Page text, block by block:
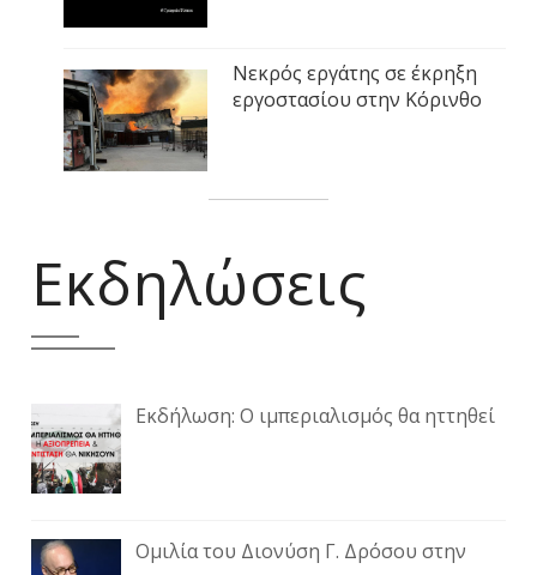
Νεκρός εργάτης σε έκρηξη
εργοστασίου στην Κόρινθο
Εκδηλώσεις
Εκδήλωση: Ο ιμπεριαλισμός θα ηττηθεί
Ομιλία του Διονύση Γ. Δρόσου στην